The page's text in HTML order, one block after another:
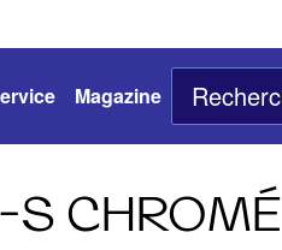
Magazine
S CHROMÉ